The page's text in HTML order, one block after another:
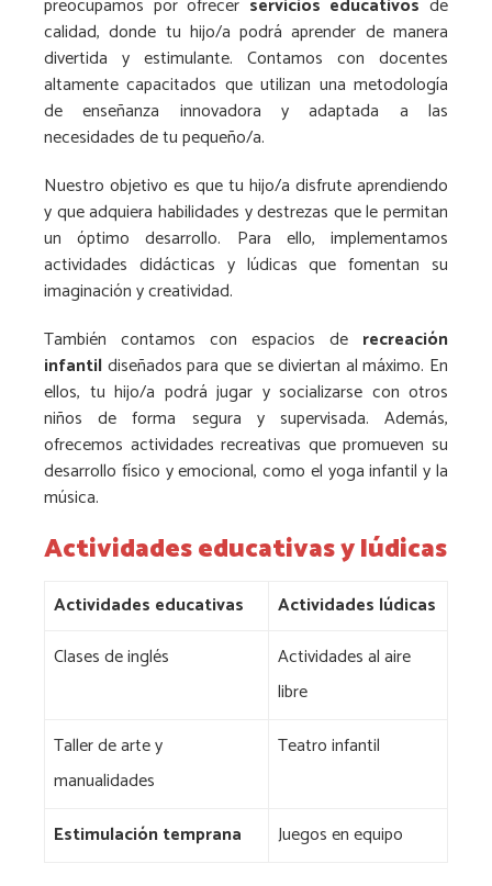
calidad, donde tu hijo/a podrá aprender de manera
divertida y estimulante. Contamos con docentes
altamente capacitados que utilizan una metodología
de enseñanza innovadora y adaptada a las
necesidades de tu pequeño/a.
Nuestro objetivo es que tu hijo/a disfrute aprendiendo
y que adquiera habilidades y destrezas que le permitan
un óptimo desarrollo. Para ello, implementamos
actividades didácticas y lúdicas que fomentan su
imaginación y creatividad.
También contamos con espacios de recreación
infantildiseñados para que se diviertan al máximo. En
ellos, tu hijo/a podrá jugar y socializarse con otros
niños de forma segura y supervisada. Además,
ofrecemos actividades recreativas que promueven su
desarrollo físico y emocional, como el yoga infantil y la
música.
Actividades educativas y lúdicas
Actividades educativas
Actividades lúdicas
Clases de inglés
Actividades al aire
libre
Taller de arte y
manualidades
Teatro infantil
Estimulación temprana Juegos en equipo